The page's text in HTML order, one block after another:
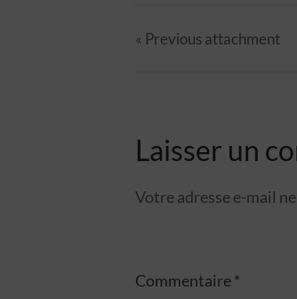
« Previousattachment
Laisser un
Votre adresse e-mail
Commentaire*